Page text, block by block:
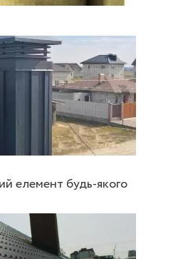
елемент будь-якого